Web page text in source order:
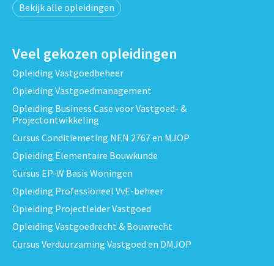
Bekijk alle opleidingen
Veel gekozen opleidingen
Opleiding Vastgoedbeheer
Opleiding Vastgoedmanagement
Opleiding Business Case voor Vastgoed- &
Projectontwikkeling
Cursus Conditiemeting NEN 2767 en MJOP
Opleiding Elementaire Bouwkunde
Cursus EP-W Basis Woningen
Opleiding Professioneel VvE-beheer
Opleiding Projectleider Vastgoed
Opleiding Vastgoedrecht & Bouwrecht
Cursus Verduurzaming Vastgoed en DMJOP